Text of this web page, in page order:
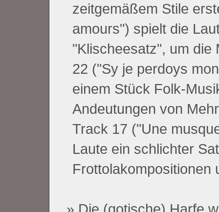
zeitgemäßem Stile
amours") spielt die
"Klischeesatz", um die
22 ("Sy je perdoys
einem Stück Folk-
Andeutungen von
Track 17 ("Une
Laute ein schlichter
Frottolakompositionen